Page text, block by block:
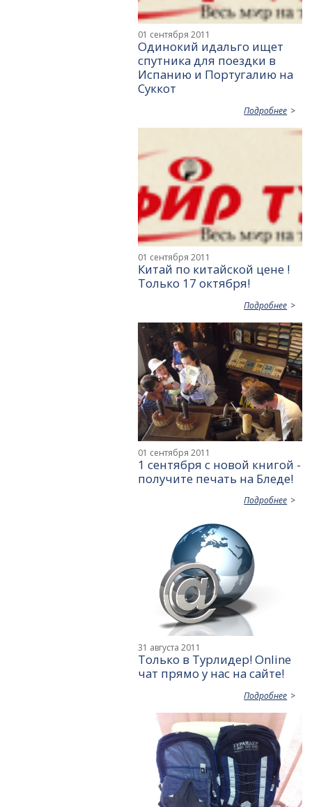
01 сентября 2011
Одинокий идальго ищет
спутника для поездки в
Испанию и Португалию на
Суккот
Подробнее
01 сентября 2011
Китай по китайской цене !
Только 17 октября!
Подробнее
01 сентября 2011
1 сентября с новой книгой -
получите печать на Бледе!
Подробнее
31 августа 2011
Только в Турлидер! Online
чат прямо у нас на сайте!
Подробнее